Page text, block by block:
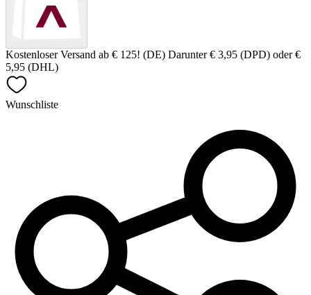
Kostenloser Versand ab € 125! (DE) Darunter € 3,95 (DPD) oder €
5,95 (DHL)
Wunschliste